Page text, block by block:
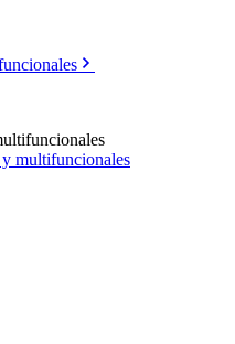
multifuncionales